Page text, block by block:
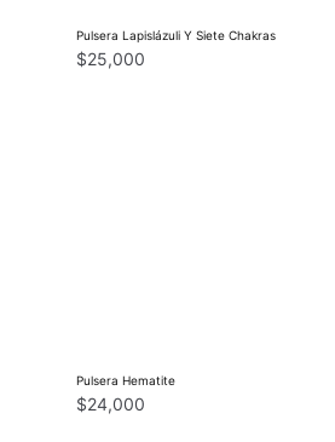
Pulsera Lapislázuli Y Siete Chakras
$25,000
Pulsera Hematite
$24,000